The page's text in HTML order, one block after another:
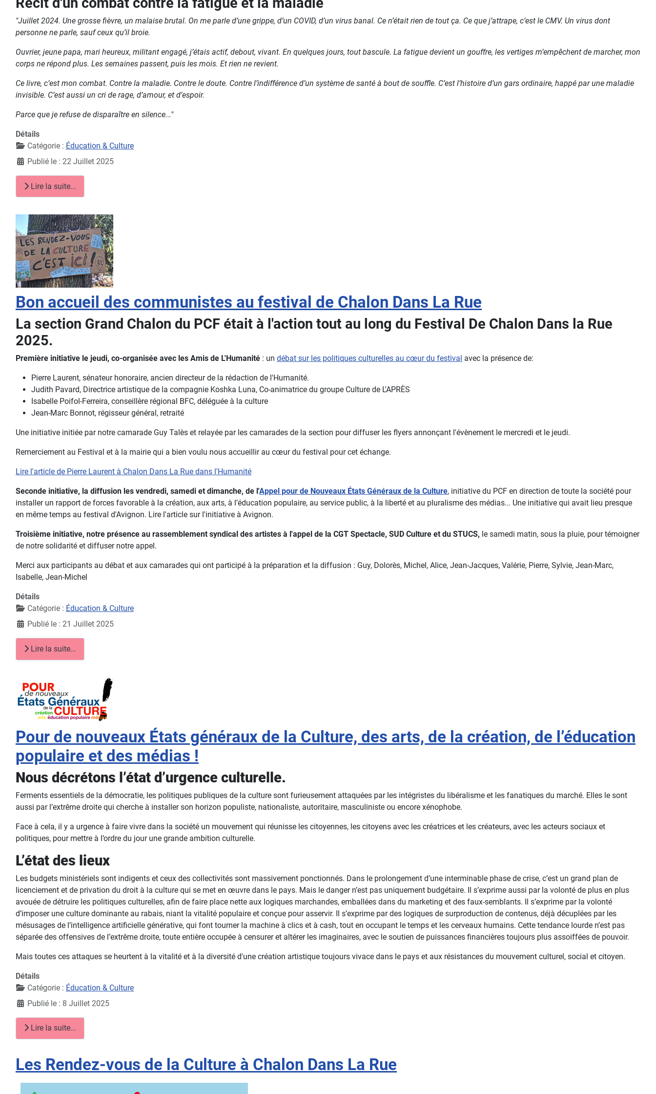
"Juillet 2024. Une grosse fièvre, un malaise brutal. On me parle d’une grippe, d’un COVID, d’un virus banal. Ce n’était rien de tout ça. Ce que j’attrape, c’est le CMV. Un virus dont
personne ne parle, sauf ceux qu’il broie.
Ouvrier, jeune papa, mari heureux, militant engagé, j’étais actif, debout, vivant. En quelques jours, tout bascule. La fatigue devient un gouffre, les vertiges m’empêchent de marcher, mon
corps ne répond plus. Les semaines passent, puis les mois. Et rien ne revient.
Ce livre, c’est mon combat. Contre la maladie. Contre le doute. Contre l’indifférence d’un système de santé à bout de souffle. C’est l’histoire d’un gars ordinaire, happé par une maladie
invisible. C’est aussi un cri de rage, d’amour, et d’espoir.
Parce que je refuse de disparaître en silence..."
Détails
Catégorie : Éducation & Culture
Publié le : 22 Juillet 2025
Lire la suite...
Bon accueil des communistes au festival de Chalon Dans La Rue
La section Grand Chalon du PCF était à l'action tout au long du Festival De Chalon Dans la Rue
2025.
Première initiative le jeudi, co-organisée avec les Amis de L'Humanité : un débat sur les politiques culturelles au cœur du festival avec la présence de:
Pierre Laurent, sénateur honoraire, ancien directeur de la rédaction de l'Humanité.
Judith Pavard, Directrice artistique de la compagnie Koshka Luna, Co-animatrice du groupe Culture de L'APRÈS
Isabelle Poifol-Ferreira, conseillère régional BFC, déléguée à la culture
Jean-Marc Bonnot, régisseur général, retraité
Une initiative initiée par notre camarade Guy Talès et relayée par les camarades de la section pour diffuser les flyers annonçant l'évènement le mercredi et le jeudi.
Remerciement au Festival et à la mairie qui a bien voulu nous accueillir au cœur du festival pour cet échange.
Lire l'article de Pierre Laurent à Chalon Dans La Rue dans l'Humanité
Seconde initiative, la diffusion les vendredi, samedi et dimanche, de l'Appel pour de Nouveaux États Généraux de la Culture, initiative du PCF en direction de toute la société pour
installer un rapport de forces favorable à la création, aux arts, à l’éducation populaire, au service public, à la liberté et au pluralisme des médias... Une initiative qui avait lieu presque
en même temps au festival d'Avignon. Lire l'article sur l'initiative à Avignon.
Troisième initiative, notre présence au rassemblement syndical des artistes à l'appel de la CGT Spectacle, SUD Culture et du STUCS, le samedi matin, sous la pluie, pour témoigner
de notre solidarité et diffuser notre appel.
Merci aux participants au débat et aux camarades qui ont participé à la préparation et la diffusion : Guy, Dolorès, Michel, Alice, Jean-Jacques, Valérie, Pierre, Sylvie, Jean-Marc,
Isabelle, Jean-Michel
Détails
Catégorie : Éducation & Culture
Publié le : 21 Juillet 2025
Lire la suite...
Pour de nouveaux États généraux de la Culture, des arts, de la création, de l’éducation
populaire et des médias !
Nous décrétons l’état d’urgence culturelle.
Ferments essentiels de la démocratie, les politiques publiques de la culture sont furieusement attaquées par les intégristes du libéralisme et les fanatiques du marché. Elles le sont
aussi par l’extrême droite qui cherche à installer son horizon populiste, nationaliste, autoritaire, masculiniste ou encore xénophobe.
Face à cela, il y a urgence à faire vivre dans la société un mouvement qui réunisse les citoyennes, les citoyens avec les créatrices et les créateurs, avec les acteurs sociaux et
politiques, pour mettre à l’ordre du jour une grande ambition culturelle.
L’état des lieux
Les budgets ministériels sont indigents et ceux des collectivités sont massivement ponctionnés. Dans le prolongement d’une interminable phase de crise, c’est un grand plan de
licenciement et de privation du droit à la culture qui se met en œuvre dans le pays. Mais le danger n’est pas uniquement budgétaire. Il s’exprime aussi par la volonté de plus en plus
avouée de détruire les politiques culturelles, afin de faire place nette aux logiques marchandes, emballées dans du marketing et des faux-semblants. Il s’exprime par la volonté
d’imposer une culture dominante au rabais, niant la vitalité populaire et conçue pour asservir. Il s’exprime par des logiques de surproduction de contenus, déjà décuplées par les
mésusages de l’intelligence artificielle générative, qui font tourner la machine à clics et à cash, tout en occupant le temps et les cerveaux humains. Cette tendance lourde n’est pas
séparée des offensives de l’extrême droite, toute entière occupée à censurer et altérer les imaginaires, avec le soutien de puissances financières toujours plus assoiffées de pouvoir.
Mais toutes ces attaques se heurtent à la vitalité et à la diversité d'une création artistique toujours vivace dans le pays et aux résistances du mouvement culturel, social et citoyen.
Détails
Catégorie : Éducation & Culture
Publié le : 8 Juillet 2025
Lire la suite...
Les Rendez-vous de la Culture à Chalon Dans La Rue